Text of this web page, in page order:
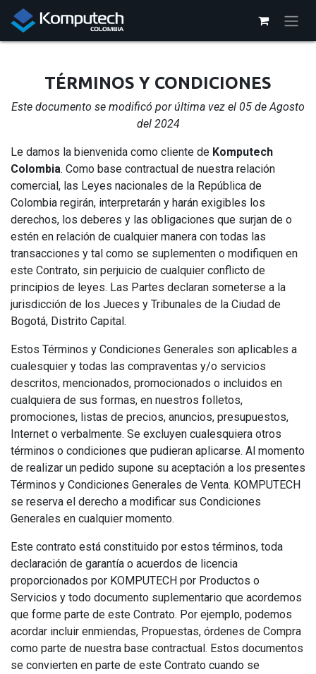
Ir al contenido
TÉRMINOS Y CONDICIONES
Este documento se modificó por última vez el 05 de Agosto
del 2024
Le damos la bienvenida como cliente de Komputech
Colombia. Como base contractual de nuestra relación
comercial, las Leyes nacionales de la República de
Colombia regirán, interpretarán y harán exigibles los
derechos, los deberes y las obligaciones que surjan de o
estén en relación de cualquier manera con todas las
transacciones y tal como se suplementen o modifiquen en
este Contrato, sin perjuicio de cualquier conflicto de
principios de leyes. Las Partes declaran someterse a la
jurisdicción de los Jueces y Tribunales de la Ciudad de
Bogotá, Distrito Capital.
Estos Términos y Condiciones Generales son aplicables a
cualesquier y todas las compraventas y/o servicios
descritos, mencionados, promocionados o incluidos en
cualquiera de sus formas, en nuestros folletos,
promociones, listas de precios, anuncios, presupuestos,
Internet o verbalmente. Se excluyen cualesquiera otros
términos o condiciones que pudieran aplicarse. Al momento
de realizar un pedido supone su aceptación a los presentes
Términos y Condiciones Generales de Venta. KOMPUTECH
se reserva el derecho a modificar sus Condiciones
Generales en cualquier momento.
Este contrato está constituido por estos términos, toda
declaración de garantía o acuerdos de licencia
proporcionados por KOMPUTECH por Productos o
Servicios y todo documento suplementario que acordemos
que forme parte de este Contrato. Por ejemplo, podemos
acordar incluir enmiendas, Propuestas, órdenes de Compra
como parte de nuestra base contractual. Estos documentos
se convierten en parte de este Contrato cuando se